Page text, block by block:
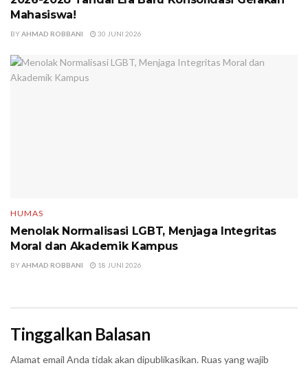
Mahasiswa!
BYAHMAD ROBBANI 30 JUNI 2026
HUMAS
Menolak Normalisasi LGBT, Menjaga Integritas
Moral dan Akademik Kampus
BYAHMAD ROBBANI 18 JUNI 2026
Tinggalkan Balasan
Alamat email Anda tidak akan dipublikasikan. Ruas yang wajib